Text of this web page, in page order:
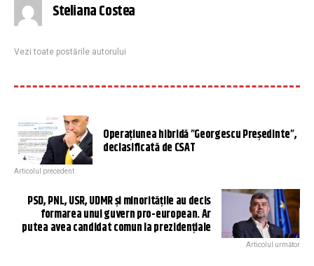
Steliana Costea
Vezi toate postările autorului
Operațiunea hibridă ”Georgescu Președinte”,
declasificată de CSAT
Articolul precedent
PSD, PNL, USR, UDMR și minoritățile au decis
formarea unui guvern pro-european. Ar
putea avea candidat comun la prezidențiale
Articolul următor